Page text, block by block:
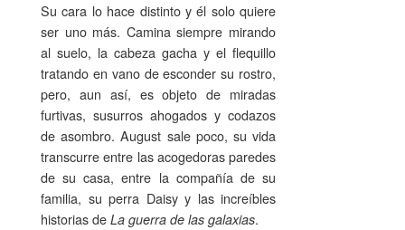
Su cara lo hace distinto y él solo quiere
ser uno más. Camina siempre mirando
al suelo, la cabeza gacha y el flequillo
tratando en vano de esconder su rostro,
pero, aun así, es objeto de miradas
furtivas, susurros ahogados y codazos
de asombro. August sale poco, su vida
transcurre entre las acogedoras paredes
de su casa, entre la compañía de su
familia, su perra Daisy y las increíbles
historias de La guerra de las galaxias.